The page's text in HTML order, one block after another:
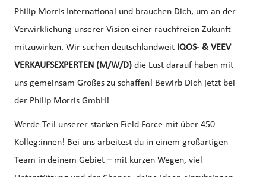
Philip Morris International und brauchen Dich, um an der
Verwirklichung unserer Vision einer rauchfreien Zukunft
mitzuwirken. Wir suchen deutschlandweit IQOS- & VEEV
VERKAUFSEXPERTEN (M/W/D) die Lust darauf haben mit
uns gemeinsam Großes zu schaffen! Bewirb Dich jetzt bei
der Philip Morris GmbH!
Werde Teil unserer starken Field Force mit über 450
Kolleg:innen! Bei uns arbeitest du in einem großartigen
Team in deinem Gebiet – mit kurzen Wegen, viel